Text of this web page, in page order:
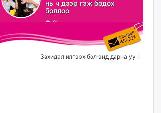
өчигдѳр
Шатахууныг олдож байгаа
газраас нь л авч байна. Үнэ
тарифаас илүү хангамж дээр
анхаарч байна
нь ч дээр гэж бодох
боллоо
91
Захидал илгээх бол энд дарна уу !